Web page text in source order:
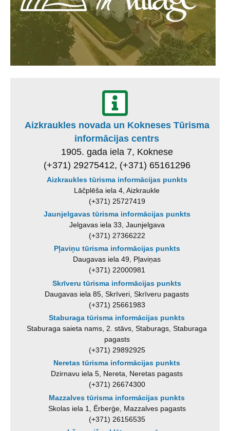
Aizkraukles novada un Kokneses Tūrisma
informācijas centrs
1905. gada iela 7, Koknese
(+371) 29275412, (+371) 65161296
Aizkraukles tūrisma informācijas punkts
Lāčplēša iela 4, Aizkraukle
(+371) 25727419
Jaunjelgavas tūrisma informācijas punkts
Jelgavas iela 33, Jaunjelgava
(+371) 27366222
Pļaviņu tūrisma informācijas punkts
Daugavas iela 49, Pļaviņas
(+371) 22000981
Skrīveru tūrisma informācijas punkts
Daugavas iela 85, Skrīveri, Skrīveru pagasts
(+371) 25661983
Staburaga tūrisma informācijas punkts
Staburaga saieta nams, 2. stāvs, Staburags, Staburaga
pagasts
(+371) 29892925
Neretas tūrisma informācijas punkts
Dzirnavu iela 5, Nereta, Neretas pagasts
(+371) 26674300
Mazzalves tūrisma informācijas punkts
Skolas iela 1, Ērberģe, Mazzalves pagasts
(+371) 26156535